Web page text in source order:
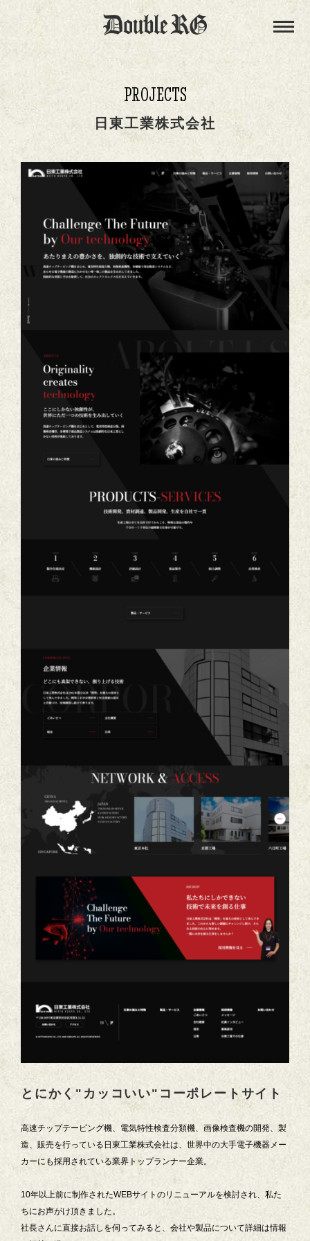
PROJECTS
日東工業株式会社
とにかく"カッコいい"コーポレートサイト
高速チップテーピング機、電気特性検査分類機、画像検査機の開発、製
造、販売を行っている日東工業株式会社は、世界中の大手電子機器メー
カーにも採用されている業界トップランナー企業。
10年以上前に制作されたWEBサイトのリニューアルを検討され、私た
ちにお声がけ頂きました。
社長さんに直接お話しを伺ってみると、会社や製品について詳細は情報